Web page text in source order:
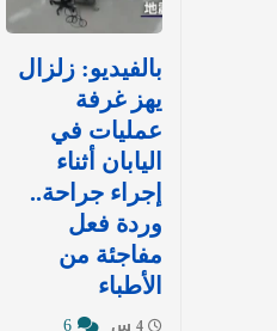
بالفيديو: زلزال
يهز غرفة
عمليات في
اليابان أثناء
إجراء جراحة..
وردة فعل
مفاجئة من
الأطباء